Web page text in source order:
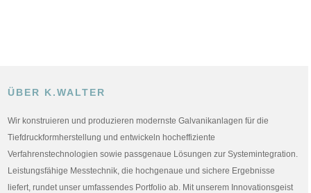
ÜBER K.WALTER
Wir konstruieren und produzieren modernste Galvanikanlagen für die
Tiefdruckformherstellung und entwickeln hocheffiziente
Verfahrenstechnologien sowie passgenaue Lösungen zur Systemintegration.
Leistungsfähige Messtechnik, die hochgenaue und sichere Ergebnisse
liefert, rundet unser umfassendes Portfolio ab. Mit unserem Innovationsgeist